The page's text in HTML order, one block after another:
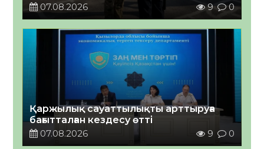
07.08.2026
9 0
Қаржылық сауаттылықты арттыруға
бағытталған кездесу өтті
07.08.2026
9 0